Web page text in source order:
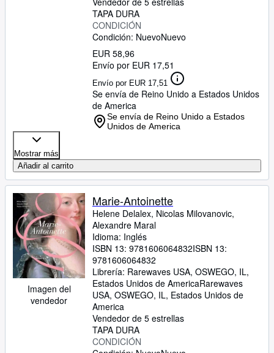
TAPA DURA
CONDICIÓN
Condición: NuevoNuevo
EUR 58,96
Envío por EUR 17,51
Envío por EUR 17,51
Se envía de Reino Unido a Estados Unidos
de America
Se envía de Reino Unido a Estados
Unidos de America
Mostrar más
Añadir al carrito
Imagen del
vendedor
Marie-Antoinette
Helene Delalex, Nicolas Milovanovic,
Alexandre Maral
Idioma: Inglés
ISBN 13: 9781606064832ISBN 13:
9781606064832
Librería: Rarewaves USA, OSWEGO, IL,
Estados Unidos de AmericaRarewaves
USA, OSWEGO, IL, Estados Unidos de
America
Vendedor de 5 estrellas
TAPA DURA
CONDICIÓN